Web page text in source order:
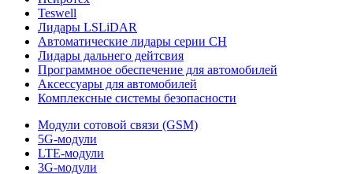
Teswell
Лидары LSLiDAR
Автоматические лидары серии CH
Лидары дальнего дейтсвия
Программное обеспечение для автомобилей
Аксессуары для автомобилей
Комплексные системы безопасности
Модули сотовой связи (GSM)
5G-модули
LTE-модули
3G-модули